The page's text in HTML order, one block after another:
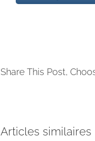
Share This Post,
Articles similaires